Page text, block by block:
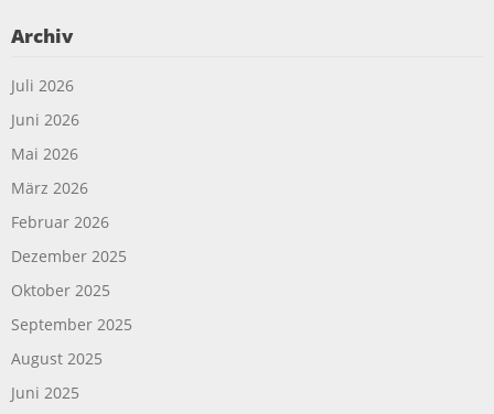
Archiv
Juli 2026
Juni 2026
Mai 2026
März 2026
Februar 2026
Dezember 2025
Oktober 2025
September 2025
August 2025
Juni 2025